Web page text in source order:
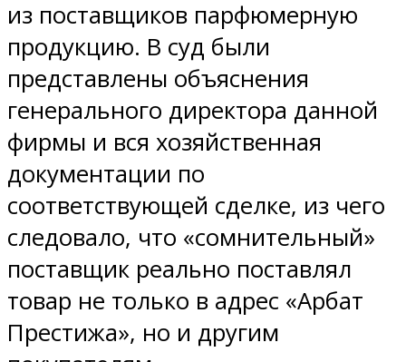
из поставщиков парфюмерную
продукцию. В суд были
представлены объяснения
генерального директора данной
фирмы и вся хозяйственная
документации по
соответствующей сделке, из чего
следовало, что «сомнительный»
поставщик реально поставлял
товар не только в адрес «Арбат
Престижа», но и другим